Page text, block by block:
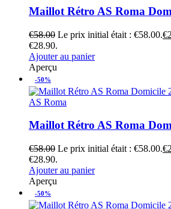
Maillot Rétro AS Roma
€58.00 Le prix initial était : €58.00.€
€28.90.
Ajouter au panier
Aperçu
-50%
AS Roma
Maillot Rétro AS Roma
€58.00 Le prix initial était : €58.00.€
€28.90.
Ajouter au panier
Aperçu
-50%